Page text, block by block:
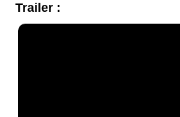
Trailer :